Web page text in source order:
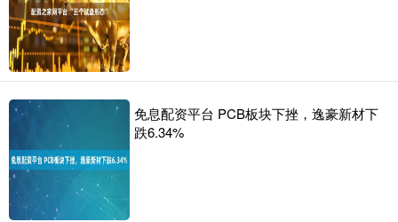
免息配资平台 PCB板块下挫，逸豪新材下
跌6.34%